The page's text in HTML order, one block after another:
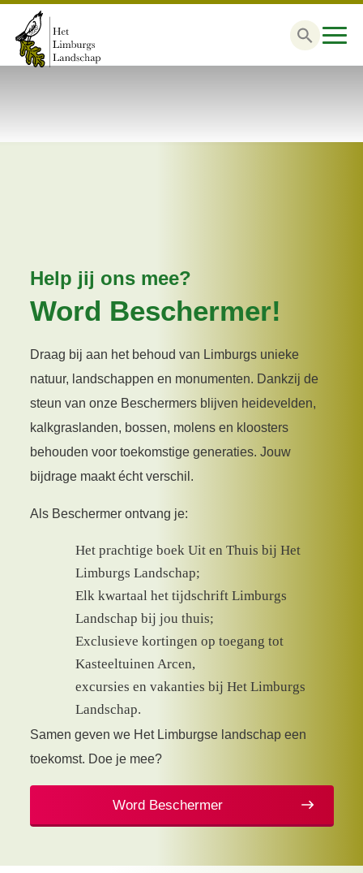
Zoek
Help jij ons mee?
Word Beschermer!
Draag bij aan het behoud van Limburgs unieke
natuur, landschappen en monumenten. Dankzij de
steun van onze Beschermers blijven heidevelden,
kalkgraslanden, bossen, molens en kloosters
behouden voor toekomstige generaties. Jouw
bijdrage maakt écht verschil.
Als Beschermer ontvang je:
Het prachtige boek Uit en Thuis bij Het
Limburgs Landschap;
Elk kwartaal het tijdschrift Limburgs
Landschap bij jou thuis;
Exclusieve kortingen op toegang tot
Kasteeltuinen Arcen,
excursies en vakanties bij Het Limburgs
Landschap.
Samen geven we Het Limburgse landschap een
toekomst. Doe je mee?
Word Beschermer